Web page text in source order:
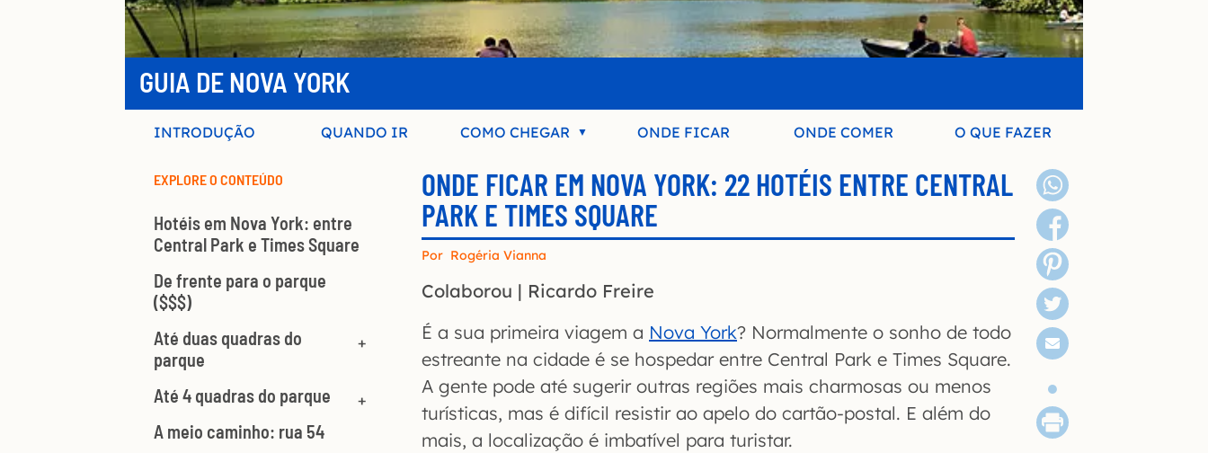
GUIA DE NOVA YORK
INTRODUÇÃO QUANDO IR COMO CHEGAR ONDE FICAR ONDE COMER O QUE FAZER
EXPLORE O CONTEÚDO
Hotéis em Nova York: entre
Central Park e Times Square
De frente para o parque
($$$)
Até duas quadras do
parque
Até 4 quadras do parque
A meio caminho: rua 54
ONDE FICAR EM NOVA YORK: 22 HOTÉIS ENTRE CENTRAL
PARK E TIMES SQUARE
Por Rogéria Vianna
Colaborou | Ricardo Freire
É a sua primeira viagem a Nova York? Normalmente o sonho de todo
estreante na cidade é se hospedar entre Central Park e Times Square.
A gente pode até sugerir outras regiões mais charmosas ou menos
turísticas, mas é difícil resistir ao apelo do cartão-postal. E além do
mais, a localização é imbatível para turistar.